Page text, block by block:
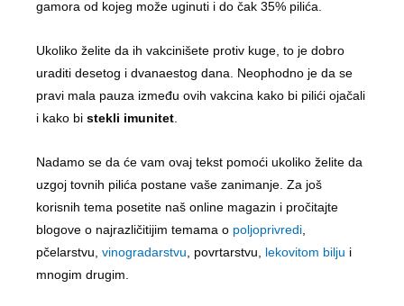
gamora od kojeg može uginuti i do čak 35% pilića.
Ukoliko želite da ih vakcinišete protiv kuge, to je dobro
uraditi desetog i dvanaestog dana. Neophodno je da se
pravi mala pauza između ovih vakcina kako bi pilići ojačali
i kako bi stekli imunitet
Nadamo se da će vam ovaj tekst pomoći ukoliko želite da
uzgoj tovnih pilića postane vaše zanimanje. Za još
korisnih tema posetite naš online magazin i pročitajte
blogove o najrazličitijim temama o poljoprivredi
pčelarstvu, vinogradarstvu , povrtarstvu, lekovitom bilju i
mnogim drugim.